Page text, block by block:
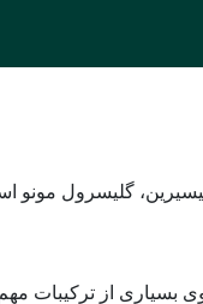
گلیسرول مونو
بسیاری از ترکیبات مهم